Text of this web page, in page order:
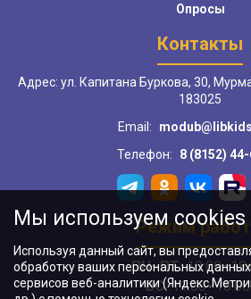
Опросы
Контакты
Адрес: ул. Капитана Буркова, 30,
183025
Email:
Телефон:
8 (8152)
Режим
ПН–ПТ:
ВС:11:00–18:00
Мы используем cookies
Используя данный сайт, вы
обработку ваших персональных
сервисов веб-аналитики